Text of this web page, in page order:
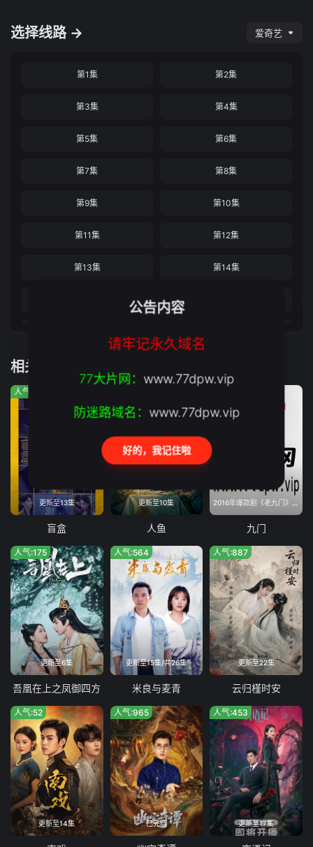
选择线路 → 爱奇艺
第1集 第2集
第3集 第4集
第5集 第6集
第7集 第8集
第9集 第10集
第11集 第12集
第13集 第14集
相关推荐
更新至13集
人气:743
盲盒
更新至10集
人鱼 九门
更新至6集
人气:175
吾凰在上之凤御四方
更新至15集/共26集
人气:564
米良与麦青
更新至22集
人气:887
云归槿时安
更新至14集
人气:52
已完结
人气:965
更新至17集
人气:453
公告内容
请牢记永久域名
77大片网： www.77dpw.vip
防迷路域名： www.77dpw.vip
好的，我记住啦